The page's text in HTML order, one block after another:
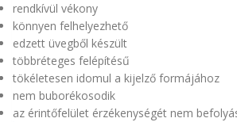
rendkívül vékony
könnyen felhelyezhető
edzett üvegből készült
többréteges felépítésű
tökéletesen idomul a kijelző formájához
nem buborékosodik
az érintőfelület érzékenységét nem